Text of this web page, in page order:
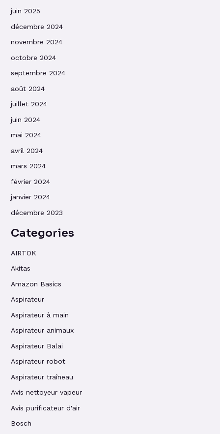
juin 2025
décembre 2024
novembre 2024
octobre 2024
septembre 2024
août 2024
juillet 2024
juin 2024
mai 2024
avril 2024
mars 2024
février 2024
janvier 2024
décembre 2023
Categories
AIRTOK
Akitas
Amazon Basics
Aspirateur
Aspirateur à main
Aspirateur animaux
Aspirateur Balai
Aspirateur robot
Aspirateur traîneau
Avis nettoyeur vapeur
Avis purificateur d'air
Bosch